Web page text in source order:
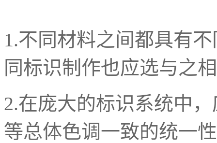
1.不同材料之间都具有
同标识制作也应选与之
2.在庞大的标识系统中
等总体色调一致的统一